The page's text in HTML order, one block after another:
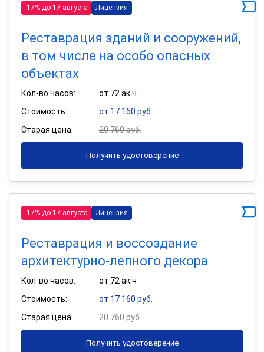
-17% до 17 августа Лицензия
Реставрация зданий и сооружений,
в том числе на особо опасных
объектах
Кол-во часов:
от 72 ак.ч
Стоимость:
от 17 160 руб.
Старая цена:
20 760 руб.
Получить удостоверение
-17% до 17 августа Лицензия
Реставрация и воссоздание
архитектурно-лепного декора
Кол-во часов:
от 72 ак.ч
Стоимость:
от 17 160 руб.
Старая цена:
20 760 руб.
Получить удостоверение